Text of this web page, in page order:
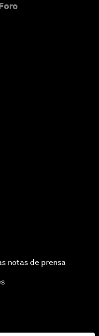
notas de prensa